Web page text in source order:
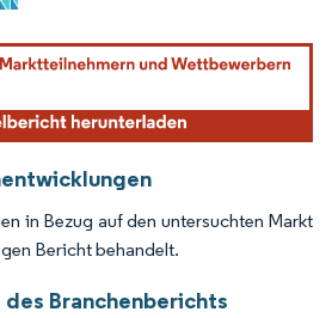
erfordert Namensnennung gemäß
in Bezug auf den untersuchten Markt
Bericht behandelt.
Branchenberichts